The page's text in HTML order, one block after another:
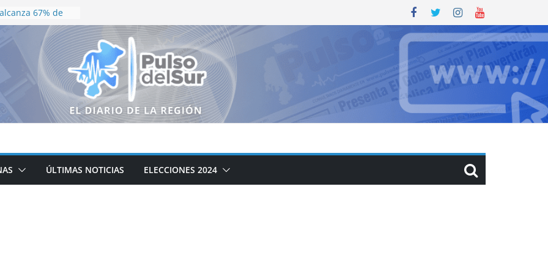
67% de
el lirio
parte del
Díaz destaca
BARRERAS
LO NECESITAN!
ROMO
PARA
que la
no puedeÚLTIMAS NOTICIAS ELECCIONES 2024